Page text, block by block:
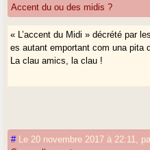
Accent du ou des midis ?
« L’accent du Midi » décrété par
es autant emportant com una pita
La clau amics, la clau !
# Le 20 novembre 2017 à 22:11